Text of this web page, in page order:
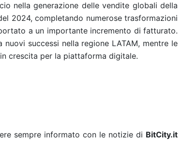
nella generazione delle vendite globali della
2024, completando numerose trasformazioni
a un importante incremento di fatturato.
successi nella regione LATAM, mentre le
crescita per la piattaforma digitale.
sempre informato con le notizie di BitCity.it